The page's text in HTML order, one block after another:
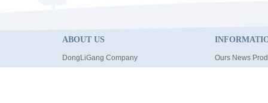
ABOUT US
DongLiGang Company Ours News